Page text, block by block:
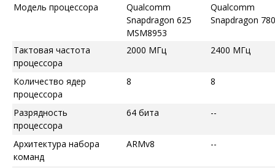
Модель процессора
Qualcomm
Snapdragon 625
MSM8953
Qualcomm
Snapdragon
Тактовая частота
процессора
2000 МГц 2400 МГц
Количество ядер
процессора
8 8
Разрядность
процессора
64 бита --
Архитектура набора
команд
ARMv8 --